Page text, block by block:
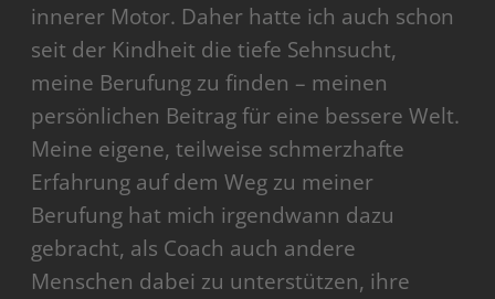
innerer Motor. Daher hatte ich auch schon
seit der Kindheit die tiefe Sehnsucht,
meine Berufung zu finden – meinen
persönlichen Beitrag für eine bessere Welt.
Meine eigene, teilweise schmerzhafte
Erfahrung auf dem Weg zu meiner
Berufung hat mich irgendwann dazu
gebracht, als Coach auch andere
Menschen dabei zu unterstützen, ihre